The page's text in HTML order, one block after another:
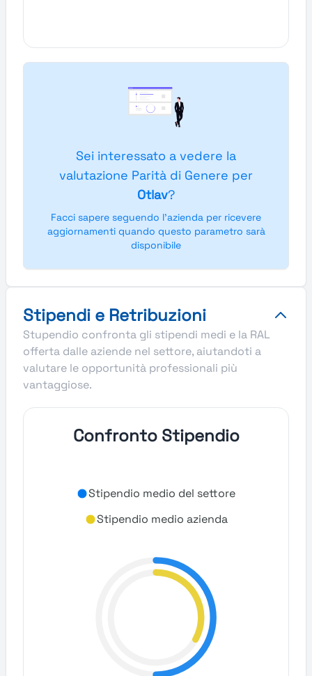
Sei interessato a vedere la
valutazione Parità di Genere per
Otlav?
Facci sapere seguendo l'azienda per ricevere
aggiornamenti quando questo parametro sarà
disponibile
Stipendi e Retribuzioni
Stupendio confronta gli stipendi medi e la RAL
offerta dalle aziende nel settore, aiutandoti a
valutare le opportunità professionali più
vantaggiose.
Confronto Stipendio
Stipendio medio del settore
Stipendio medio azienda